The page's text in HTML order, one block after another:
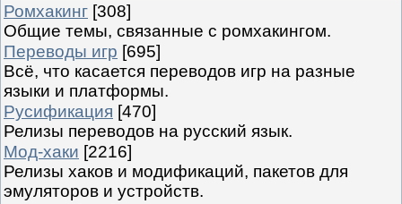
Ромхакинг [308]
Общие темы, связанные с ромхакингом.
Переводы игр [695]
Всё, что касается переводов игр на разные
языки и платформы.
Русификация [470]
Релизы переводов на русский язык.
Мод-хаки [2216]
Релизы хаков и модификаций, пакетов для
эмуляторов и устройств.